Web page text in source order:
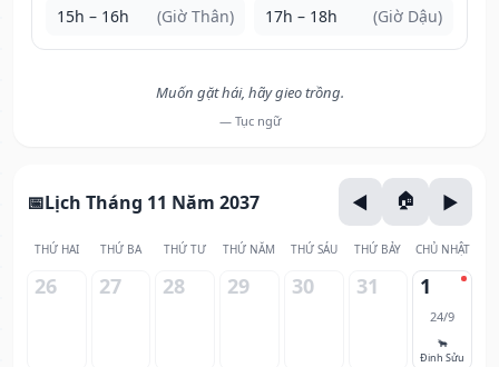
15h – 16h (Giờ Thân) 17h – 18h (Giờ Dậu)
Muốn gặt hái, hãy gieo trồng.
— Tục ngữ
Lịch Tháng 11 Năm 2037
THỨ HAI THỨ BA THỨ TƯ THỨ NĂM THỨ SÁU THỨ BẢY CHỦ NHẬT
26 27 28 29 30 31 1
24/9
🐂
Đinh Sửu